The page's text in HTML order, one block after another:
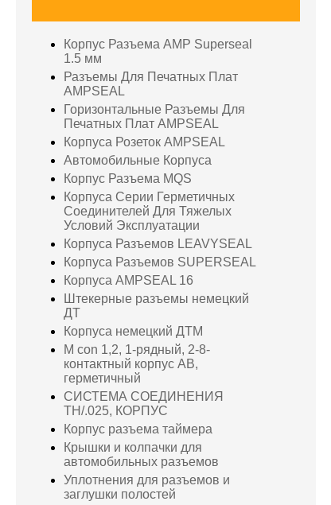
Корпус Разъема AMP Superseal
1.5 мм
Разъемы Для Печатных Плат
AMPSEAL
Горизонтальные Разъемы Для
Печатных Плат AMPSEAL
Корпуса Розеток AMPSEAL
Автомобильные Корпуса
Корпус Разъема MQS
Корпуса Серии Герметичных
Соединителей Для Тяжелых
Условий Эксплуатации
Корпуса Разъемов LEAVYSEAL
Корпуса Разъемов SUPERSEAL
Корпуса AMPSEAL 16
Штекерные разъемы немецкий
ДТ
Корпуса немецкий ДТМ
M con 1,2, 1-рядный, 2-8-
контактный корпус AB,
герметичный
СИСТЕМА СОЕДИНЕНИЯ
TH/.025, КОРПУС
Корпус разъема таймера
Крышки и колпачки для
автомобильных разъемов
Уплотнения для разъемов и
заглушки полостей